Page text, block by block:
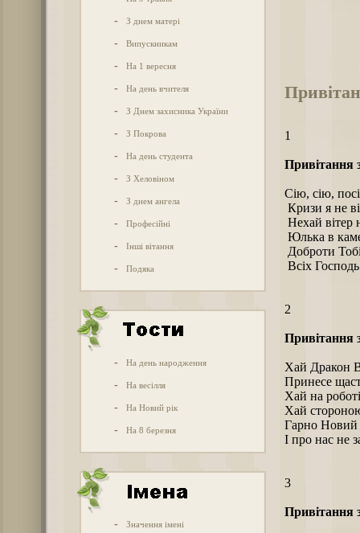
- З днем матері
- Випускникам
- На 1 вересня
- На день вчителя
- З Днем захисника України
- З Покрова
- На день студента
- З Хеловіном
- З днем ангела
- Професійні
- Інші вітання
- Подяка
- На день народження
- На весілля
- На Новий рік
- На 8 березня
- Значення імені
1
Привітання
Сію, сію,
Кризи я не
Нехай вітер
Юлька в
Доброти
Всіх
2
Привітання
Хай Дракон
Принесе
Хай на
Хай
Гарно Новий
І про нас не
3
Привітання